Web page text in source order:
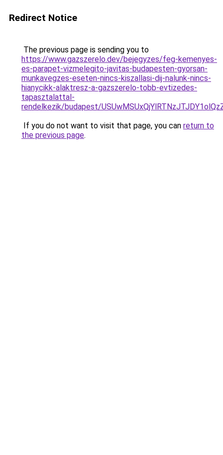
Redirect Notice
The previous page is sending you to
https://www.gazszerelo.dev/bejegyzes/feg-kemenyes-
es-parapet-vizmelegito-javitas-budapesten-gyorsan-
munkavegzes-eseten-nincs-kiszallasi-dij-nalunk-nincs-
hianycikk-alaktresz-a-gazszerelo-tobb-evtizedes-
tapasztalattal-
rendelkezik/budapest/
If you do not want to visit that page, you can return to
the previous page.